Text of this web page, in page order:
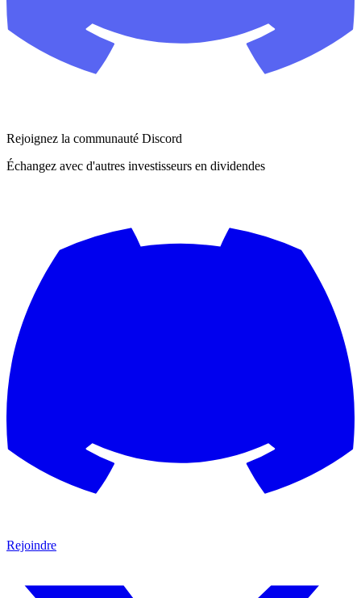
Rejoignez la communauté Discord
Échangez avec d'autres investisseurs en dividendes
Rejoindre